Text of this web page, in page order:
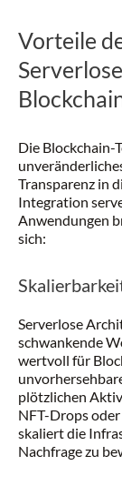
Vorteile
Die Blockchain-
Transparenz in
Integration
Anwendungen
sich:
Serverlose
schwankende
wertvoll für
plötzlichen
NFT-Drops
skaliert die
Nachfrage zu